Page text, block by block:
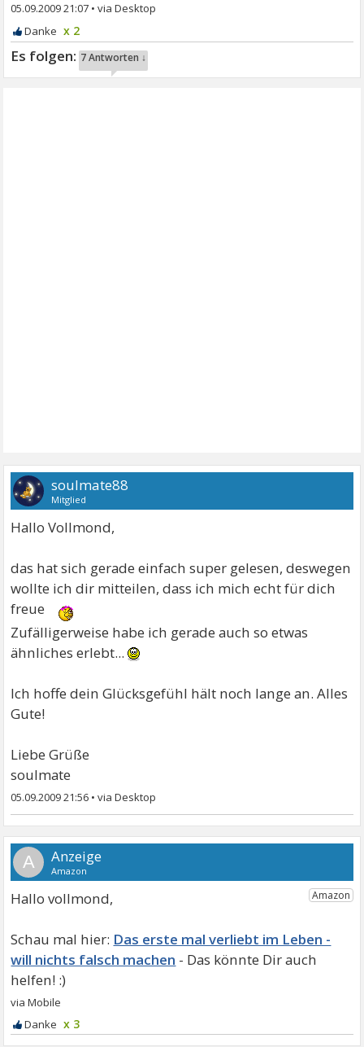
05.09.2009 21:07 •
x 2
7 Antworten ↓
soulmate88
Mitglied
Hallo Vollmond,
das hat sich gerade einfach super gelesen, deswegen
wollte ich dir mitteilen, dass ich mich echt für dich
freue
Zufälligerweise habe ich gerade auch so etwas
ähnliches erlebt...
Ich hoffe dein Glücksgefühl hält noch lange an. Alles
Gute!
Liebe Grüße
soulmate
05.09.2009 21:56 •
A
Hallo vollmond,
Das erste mal verliebt im Leben -
will nichts falsch machen
x 3